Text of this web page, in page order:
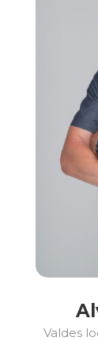
Valdes